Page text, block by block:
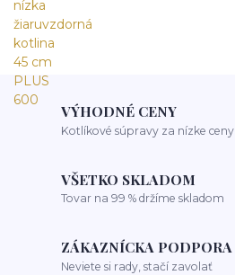
VÝHODNÉ CENY
Kotlíkové súpravy za nízke ceny
VŠETKO SKLADOM
Tovar na 99 % držíme skladom
ZÁKAZNÍCKA PODPORA
Neviete si rady, stačí zavolať